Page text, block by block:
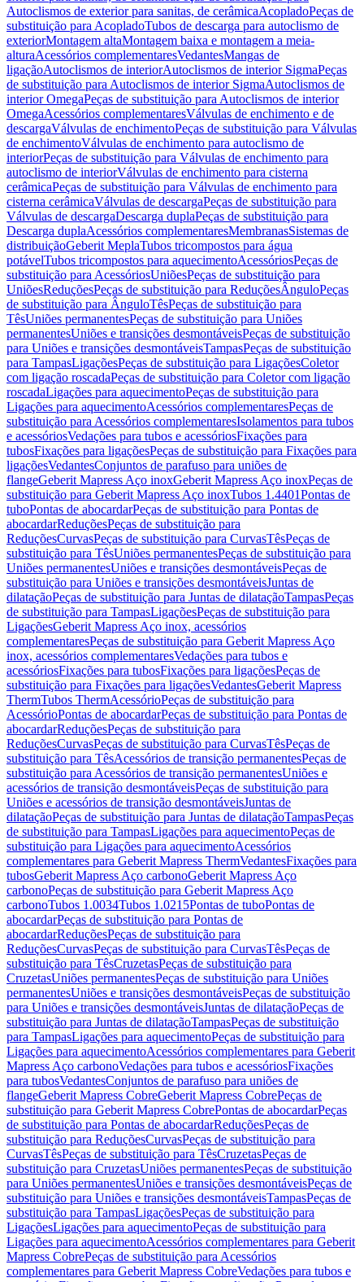
Autoclismos de exterior para sanitas, de cerâmicaAcopladoPeças de
substituição para AcopladoTubos de descarga para autoclismo de
exteriorMontagem altaMontagem baixa e montagem a meia-
alturaAcessórios complementaresVedantesMangas de
ligaçãoAutoclismos de interiorAutoclismos de interior SigmaPeças
de substituição para Autoclismos de interior SigmaAutoclismos de
interior OmegaPeças de substituição para Autoclismos de interior
OmegaAcessórios complementaresVálvulas de enchimento e de
descargaVálvulas de enchimentoPeças de substituição para Válvulas
de enchimentoVálvulas de enchimento para autoclismo de
interiorPeças de substituição para Válvulas de enchimento para
autoclismo de interiorVálvulas de enchimento para cisterna
cerâmicaPeças de substituição para Válvulas de enchimento para
cisterna cerâmicaVálvulas de descargaPeças de substituição para
Válvulas de descargaDescarga duplaPeças de substituição para
Descarga duplaAcessórios complementaresMembranasSistemas de
distribuiçãoGeberit MeplaTubos tricompostos para água
potávelTubos tricompostos para aquecimentoAcessóriosPeças de
substituição para AcessóriosUniõesPeças de substituição para
UniõesReduçõesPeças de substituição para ReduçõesÂnguloPeças
de substituição para ÂnguloTêsPeças de substituição para
TêsUniões permanentesPeças de substituição para Uniões
permanentesUniões e transições desmontáveisPeças de substituição
para Uniões e transições desmontáveisTampasPeças de substituição
para TampasLigaçõesPeças de substituição para LigaçõesColetor
com ligação roscadaPeças de substituição para Coletor com ligação
roscadaLigações para aquecimentoPeças de substituição para
Ligações para aquecimentoAcessórios complementaresPeças de
substituição para Acessórios complementaresIsolamentos para tubos
e acessóriosVedações para tubos e acessóriosFixações para
tubosFixações para ligaçõesPeças de substituição para Fixações para
ligaçõesVedantesConjuntos de parafuso para uniões de
flangeGeberit Mapress Aço inoxGeberit Mapress Aço inoxPeças de
substituição para Geberit Mapress Aço inoxTubos 1.4401Pontas de
tuboPontas de abocardarPeças de substituição para Pontas de
abocardarReduçõesPeças de substituição para
ReduçõesCurvasPeças de substituição para CurvasTêsPeças de
substituição para TêsUniões permanentesPeças de substituição para
Uniões permanentesUniões e transições desmontáveisPeças de
substituição para Uniões e transições desmontáveisJuntas de
dilataçãoPeças de substituição para Juntas de dilataçãoTampasPeças
de substituição para TampasLigaçõesPeças de substituição para
LigaçõesGeberit Mapress Aço inox, acessórios
complementaresPeças de substituição para Geberit Mapress Aço
inox, acessórios complementaresVedações para tubos e
acessóriosFixações para tubosFixações para ligaçõesPeças de
substituição para Fixações para ligaçõesVedantesGeberit Mapress
ThermTubos ThermAcessórioPeças de substituição para
AcessórioPontas de abocardarPeças de substituição para Pontas de
abocardarReduçõesPeças de substituição para
ReduçõesCurvasPeças de substituição para CurvasTêsPeças de
substituição para TêsAcessórios de transição permanentesPeças de
substituição para Acessórios de transição permanentesUniões e
acessórios de transição desmontáveisPeças de substituição para
Uniões e acessórios de transição desmontáveisJuntas de
dilataçãoPeças de substituição para Juntas de dilataçãoTampasPeças
de substituição para TampasLigações para aquecimentoPeças de
substituição para Ligações para aquecimentoAcessórios
complementares para Geberit Mapress ThermVedantesFixações para
tubosGeberit Mapress Aço carbonoGeberit Mapress Aço
carbonoPeças de substituição para Geberit Mapress Aço
carbonoTubos 1.0034Tubos 1.0215Pontas de tuboPontas de
abocardarPeças de substituição para Pontas de
abocardarReduçõesPeças de substituição para
ReduçõesCurvasPeças de substituição para CurvasTêsPeças de
substituição para TêsCruzetasPeças de substituição para
CruzetasUniões permanentesPeças de substituição para Uniões
permanentesUniões e transições desmontáveisPeças de substituição
para Uniões e transições desmontáveisJuntas de dilataçãoPeças de
substituição para Juntas de dilataçãoTampasPeças de substituição
para TampasLigações para aquecimentoPeças de substituição para
Ligações para aquecimentoAcessórios complementares para Geberit
Mapress Aço carbonoVedações para tubos e acessóriosFixações
para tubosVedantesConjuntos de parafuso para uniões de
flangeGeberit Mapress CobreGeberit Mapress CobrePeças de
substituição para Geberit Mapress CobrePontas de abocardarPeças
de substituição para Pontas de abocardarReduçõesPeças de
substituição para ReduçõesCurvasPeças de substituição para
CurvasTêsPeças de substituição para TêsCruzetasPeças de
substituição para CruzetasUniões permanentesPeças de substituição
para Uniões permanentesUniões e transições desmontáveisPeças de
substituição para Uniões e transições desmontáveisTampasPeças de
substituição para TampasLigaçõesPeças de substituição para
LigaçõesLigações para aquecimentoPeças de substituição para
Ligações para aquecimentoAcessórios complementares para Geberit
Mapress CobrePeças de substituição para Acessórios
complementares para Geberit Mapress CobreVedações para tubos e